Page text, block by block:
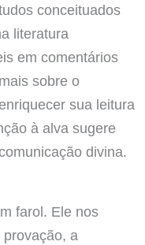
conceituados
literatura
em comentários
sobre o
sua leitura
à alva sugere
divina.
farol. Ele nos
a